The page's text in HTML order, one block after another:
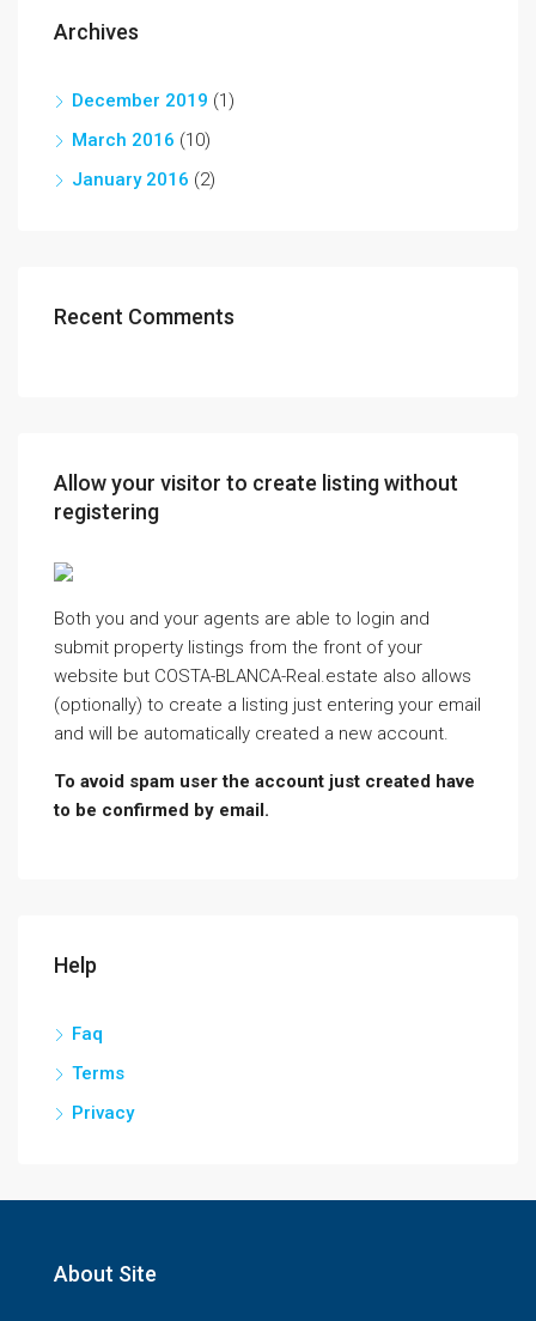
Archives
December 2019 (1)
March 2016 (10)
January 2016 (2)
Recent Comments
Allow your visitor to create listing without
registering
Both you and your agents are able to login and
submit property listings from the front of your
website but COSTA-BLANCA-Real.estate also allows
(optionally) to create a listing just entering your email
and will be automatically created a new account.
To avoid spam user the account just created have
to be confirmed by email.
Help
Faq
Terms
Privacy
About Site